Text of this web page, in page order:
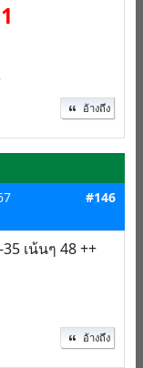
อ้างถึง
#146
เน้นๆ 48 ++
อ้างถึง